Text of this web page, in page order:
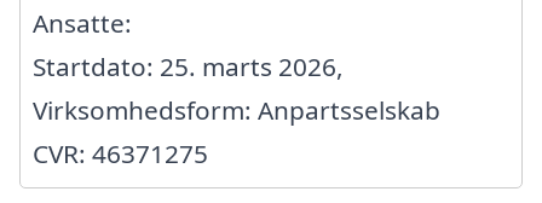
Ansatte:
Startdato: 25. marts 2026,
Virksomhedsform: Anpartsselskab
CVR: 46371275